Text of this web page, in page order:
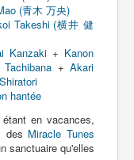
(青木 万央)
Takeshi (横井 健
Kanzaki+ Kanon
Tachibana +Akari
hantée
étant en vacances,
des Miracle Tunes
sanctuaire qu'elles